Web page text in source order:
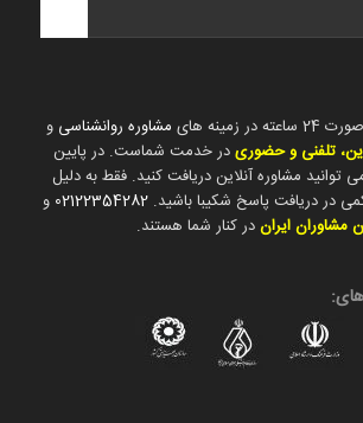
در زمینه های مشاوره روانشناسی و
تلفنی و حضوریدر خدمت شماست. در پایین
مشاوره آنلاین دریافت کنید. فقط به دلیل
در دریافت پاسخ شکیبا باشید. 02122354282 و
مشاوران ایراندر کنار شما هستند.